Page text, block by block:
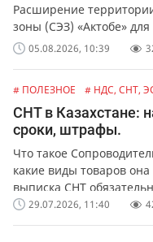
Расширение
зоны (СЭЗ) «Актобе»
05.08.2026, 10:39
# ПОЛЕЗНОЕ # НДС, СНТ,
СНТ в Казахстане:
сроки, штрафы.
Что такое
какие виды товаров
выписка СНТ
предпринимателей и
29.07.2026, 11:40